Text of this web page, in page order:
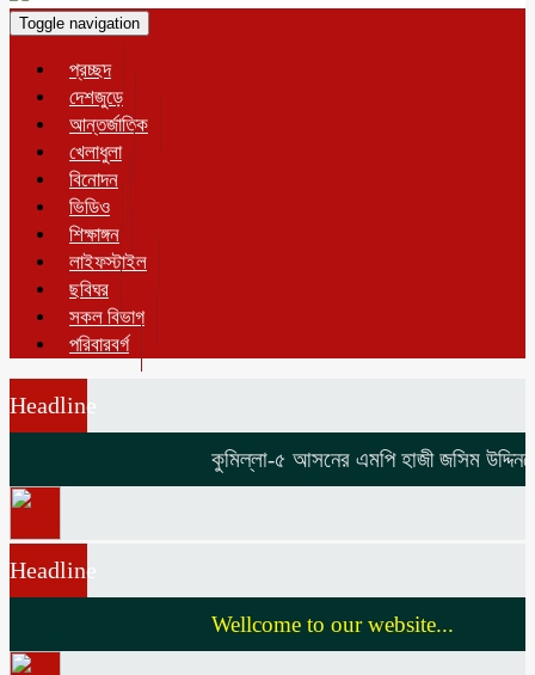
Toggle navigation
প্রচ্ছদ
দেশজুড়ে
আন্তর্জাতিক
খেলাধুলা
বিনোদন
ভিডিও
শিক্ষাঙ্গন
লাইফস্টাইল
ছবিঘর
সকল বিভাগ
পরিবারবর্গ
Headline
কুমিল্লা-৫ আসনের এমপি হাজী জসিম উদ্দিনকে
Headline
Wellcome to our website...